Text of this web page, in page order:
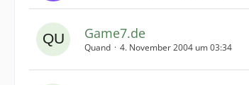
Game7.de
Quand 4. November 2004 um 03:34